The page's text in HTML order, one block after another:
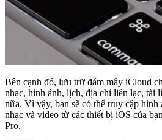
Bên cạnh đó, lưu trữ đám mây iCloud
nhạc, hình ảnh, lịch, địa chỉ liên lạc, tài
nữa. Vì vậy, bạn sẽ có thể truy cập hình
nhạc và video từ các thiết bị iOS của
Pro.